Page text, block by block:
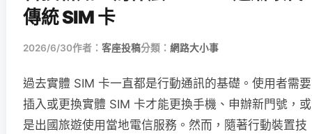
傳統 SIM 卡
2026/6/30作者： 客座投稿分類： 網路大小事
過去實體 SIM 卡一直都是行動通訊的基礎。使用者需要
插入或更換實體 SIM 卡才能更換手機、申辦新門號，或
是出國旅遊使用當地電信服務。然而，隨著行動裝置技